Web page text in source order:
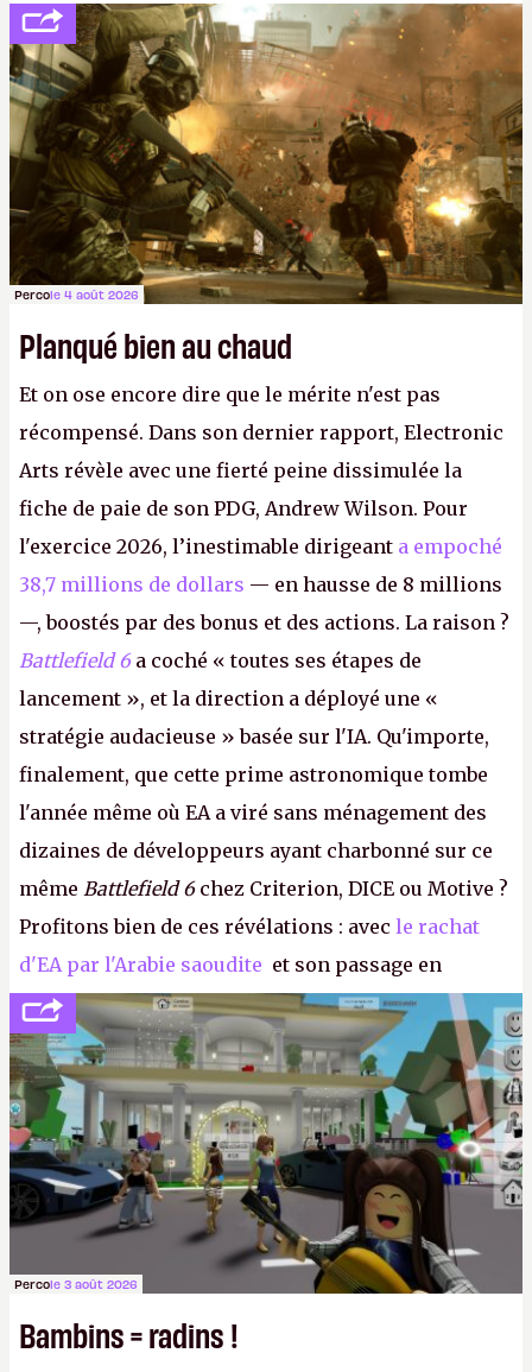
réductions de coûts drastiques, fermetures de
studios et licenciements massifs. En gros, essorer
FCetBattlefield, puis virer le reste.P.
Percole 4 août 2026
Planqué bien au chaud
Et on ose encore dire que le mérite n'est pas
récompensé. Dans son dernier rapport, Electronic
Arts révèle avec une fierté peine dissimulée la
fiche de paie de son PDG, Andrew Wilson. Pour
l'exercice 2026, l’inestimable dirigeant a empoché
38,7 millions de dollars — en hausse de 8 millions
—, boostés par des bonus et des actions. La raison ?
Battlefield 6 a coché « toutes ses étapes de
lancement », et la direction a déployé une «
stratégie audacieuse » basée sur l'IA. Qu'importe,
finalement, que cette prime astronomique tombe
l'année même où EA a viré sans ménagement des
dizaines de développeurs ayant charbonné sur ce
même Battlefield 6chez Criterion, DICE ou Motive ?
Profitons bien de ces révélations : avec le rachat
d'EA par l'Arabie saoudite et son passage en
société privée, l'éditeur n'aura bientôt plus
l'obligation de publier ses bilans. Encore une
victoire pour la transparence.P.
Percole 3 août 2026
Bambins = radins !